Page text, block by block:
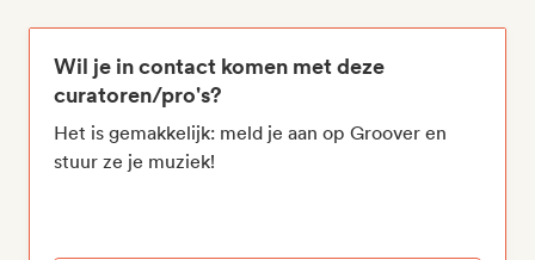
Wil je in contact komen met deze
curatoren/pro's?
Het is gemakkelijk: meld je aan op Groover en
stuur ze je muziek!